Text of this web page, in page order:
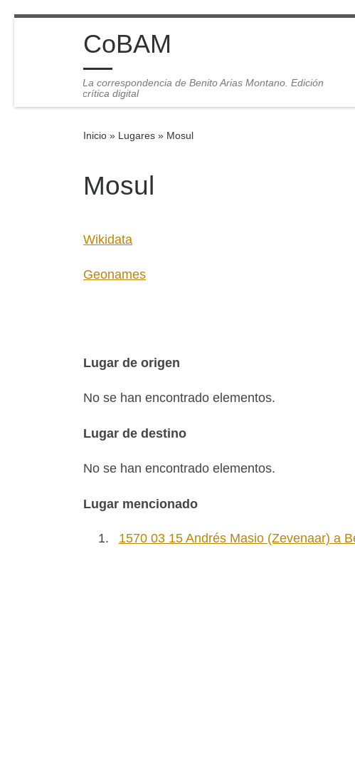
Saltar al contenido
CoBAM
La correspondencia de Benito Arias Montano. Edición
crítica digital
Inicio » Lugares » Mosul
Mosul
Wikidata
Geonames
Lugar de origen
No se han encontrado elementos.
Lugar de destino
No se han encontrado elementos.
Lugar mencionado
1. 1570 03 15 Andrés Masio (Zevenaar) a